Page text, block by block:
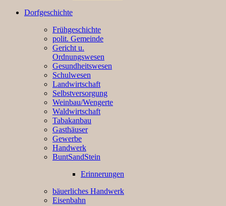
Dorfgeschichte
Frühgeschichte
polit. Gemeinde
Gericht u.
Ordnungswesen
Gesundheitswesen
Schulwesen
Landwirtschaft
Selbstversorgung
Weinbau/Wengerte
Waldwirtschaft
Tabakanbau
Gasthäuser
Gewerbe
Handwerk
BuntSandStein
Erinnerungen
bäuerliches Handwerk
Eisenbahn